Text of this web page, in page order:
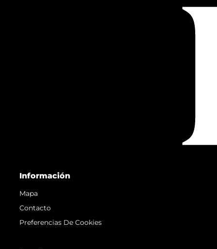
Información
Mapa
Contacto
Preferencias De Cookies